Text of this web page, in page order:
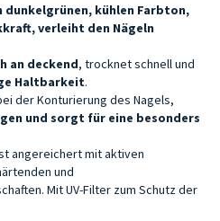
dunkelgrünen, kühlen Farbton,
verleiht den Nägeln
an deckend, trocknet schnell und
Haltbarkeit.
der Konturierung des Nagels,
und sorgt für eine besonders
angereichert mit aktiven
und
Mit UV-Filter zum Schutz der